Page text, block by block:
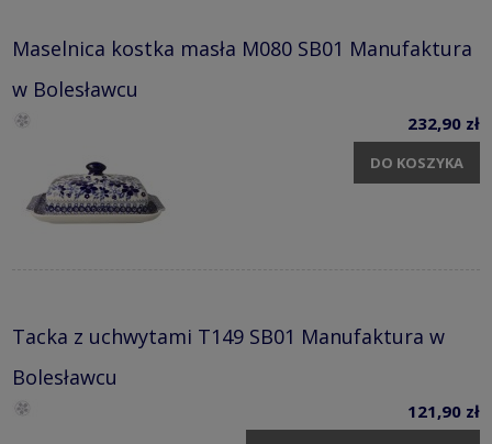
Maselnica kostka masła M080 SB01 Manufaktura
w Bolesławcu
232,90 zł
DO KOSZYKA
Tacka z uchwytami T149 SB01 Manufaktura w
Bolesławcu
121,90 zł